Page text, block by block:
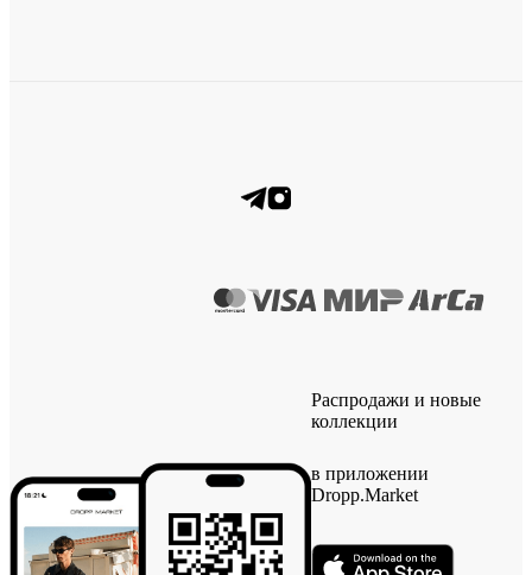
Распродажи и новые
коллекции
в приложении
Dropp.Market